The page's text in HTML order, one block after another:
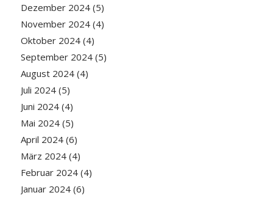
Dezember 2024(5)
November 2024(4)
Oktober 2024(4)
September 2024(5)
August 2024(4)
Juli 2024(5)
Juni 2024(4)
Mai 2024(5)
April 2024(6)
März 2024(4)
Februar 2024(4)
Januar 2024(6)